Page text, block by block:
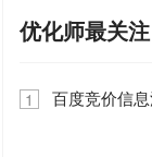
优化师最关注
1 百度竞价信